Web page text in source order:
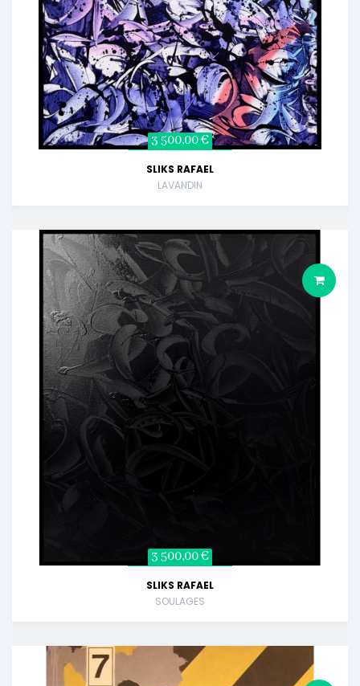
3 500,00 €
SLIKS RAFAEL
LAVANDIN
3 500,00 €
SLIKS RAFAEL
SOULAGES